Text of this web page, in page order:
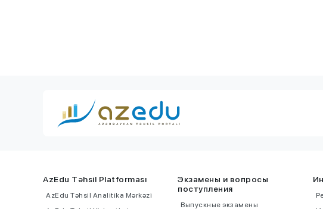
AzEdu Təhsil Platforması
AzEdu Təhsil Analitika Mərkəzi
Экзамены и вопросы
поступления
Выпускные экзамены